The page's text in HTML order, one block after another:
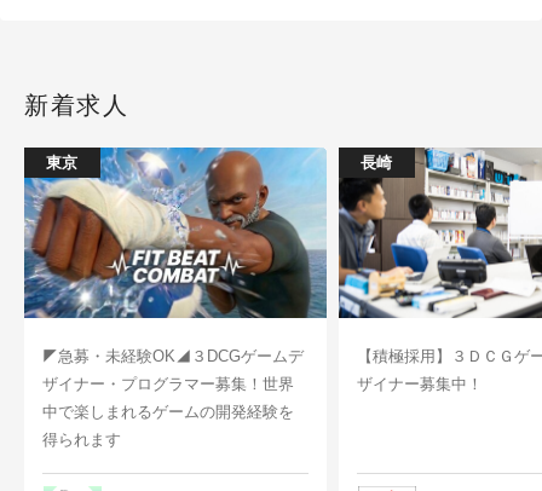
新着求人
東京
◤急募・未経験OK◢３DCGゲームデ
ザイナー・プログラマー募集！世界
中で楽しまれるゲームの開発経験を
得られます
長崎
【積極採用】３ＤＣＧゲ
ザイナー募集中！